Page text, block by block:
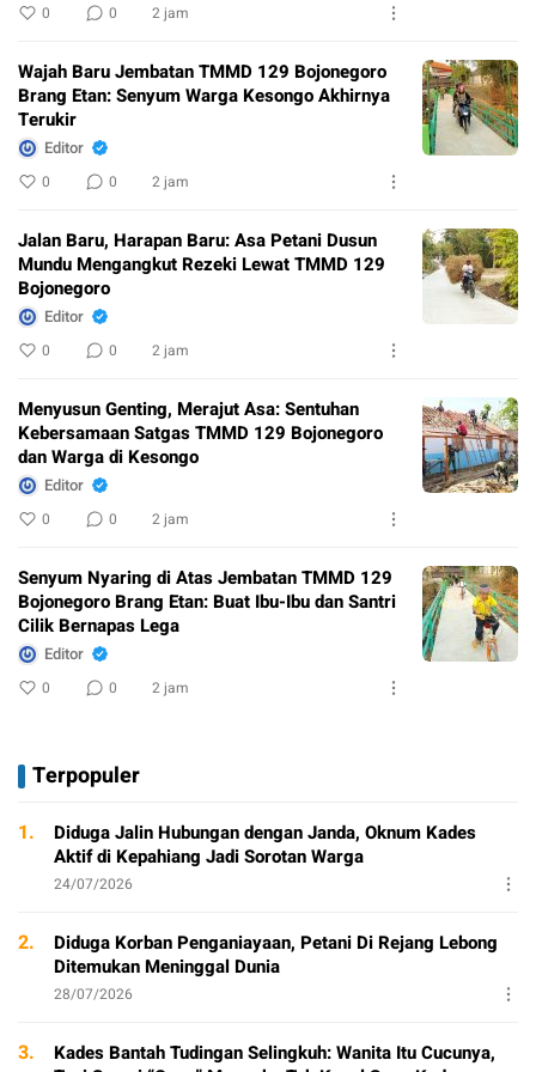
0 0 2 jam
Wajah Baru Jembatan TMMD 129 Bojonegoro
Brang Etan: Senyum Warga Kesongo Akhirnya
Terukir
Editor
0 0 2 jam
Jalan Baru, Harapan Baru: Asa Petani Dusun
Mundu Mengangkut Rezeki Lewat TMMD 129
Bojonegoro
Editor
0 0 2 jam
Menyusun Genting, Merajut Asa: Sentuhan
Kebersamaan Satgas TMMD 129 Bojonegoro
dan Warga di Kesongo
Editor
0 0 2 jam
Senyum Nyaring di Atas Jembatan TMMD 129
Bojonegoro Brang Etan: Buat Ibu-Ibu dan Santri
Cilik Bernapas Lega
Editor
0 0 2 jam
Terpopuler
1.
Diduga Jalin Hubungan dengan Janda, Oknum Kades
Aktif di Kepahiang Jadi Sorotan Warga
24/07/2026
2.
Diduga Korban Penganiayaan, Petani Di Rejang Lebong
Ditemukan Meninggal Dunia
28/07/2026
3.
Kades Bantah Tudingan Selingkuh: Wanita Itu Cucunya,